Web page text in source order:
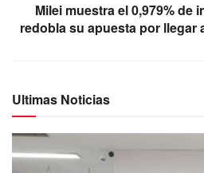
Milei muestra el 0,979% de
redobla su apuesta por llegar
Ultimas Noticias